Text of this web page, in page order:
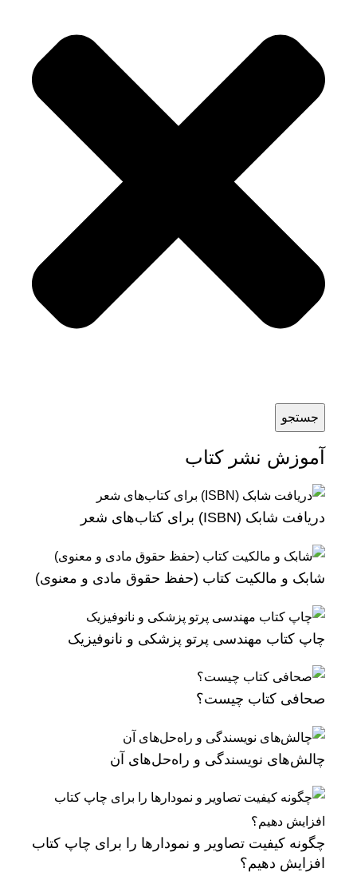
جستجو
آموزش نشر کتاب
دریافت شابک (ISBN) برای کتاب‌های شعر
شابک و مالکیت کتاب (حفظ حقوق مادی و معنوی)
چاپ کتاب مهندسی پرتو پزشکی و نانوفیزیک
صحافی کتاب چیست؟
چالش‌های نویسندگی و راه‌حل‌های آن
چگونه کیفیت تصاویر و نمودارها را برای چاپ کتاب
افزایش دهیم؟